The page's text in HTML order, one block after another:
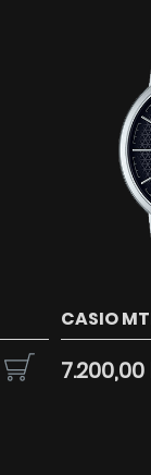
CASIO
7.200,00